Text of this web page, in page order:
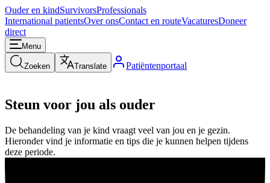
Ouder en kindSurvivorsProfessionals
International patientsOver onsContact en routeVacaturesDoneer
direct
Menu
Zoeken Translate Patiëntenportaal
Steun voor jou als ouder
De behandeling van je kind vraagt veel van jou en je gezin.
Hieronder vind je informatie en tips die je kunnen helpen tijdens
deze periode.